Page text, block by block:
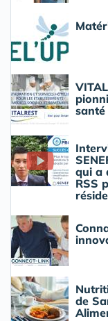
santé
qui a
RSS
de